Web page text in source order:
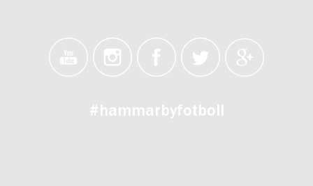
#hammarbyfotboll